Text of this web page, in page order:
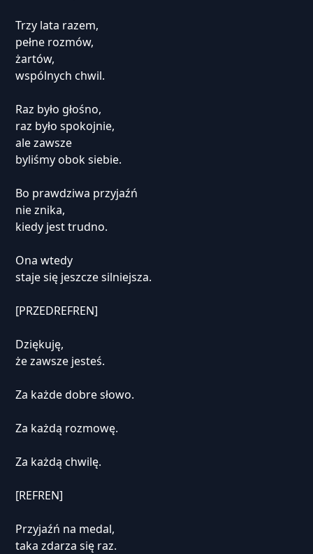
Trzy lata razem,
pełne rozmów,
żartów,
wspólnych chwil.
Raz było głośno,
raz było spokojnie,
ale zawsze
byliśmy obok siebie.
Bo prawdziwa przyjaźń
nie znika,
kiedy jest trudno.
Ona wtedy
staje się jeszcze silniejsza.
[PRZEDREFREN]
Dziękuję,
że zawsze jesteś.
Za każde dobre słowo.
Za każdą rozmowę.
Za każdą chwilę.
[REFREN]
Przyjaźń na medal,
taka zdarza się raz.